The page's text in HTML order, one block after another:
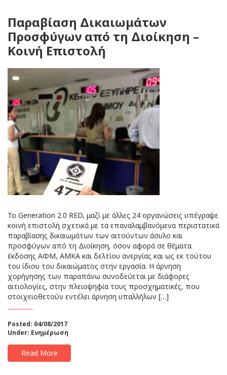
Παραβίαση Δικαιωμάτων
Προσφύγων από τη Διοίκηση –
Κοινή Επιστολή
Το Generation 2.0 RED, μαζί με άλλες 24 οργανώσεις υπέγραψε
κοινή επιστολή σχετικά με τα επαναλαμβανόμενα περιστατικά
παραβίασης δικαιωμάτων των αιτούντων άσυλο και
προσφύγων από τη Διοίκηση, όσον αφορά σε θέματα
έκδοσης ΑΦΜ, ΑΜΚΑ και δελτίου ανεργίας και ως εκ τούτου
του ίδιου του δικαιώματος στην εργασία. Η άρνηση
χορήγησης των παραπάνω συνοδεύεται με διάφορες
αιτιολογίες, στην πλειοψηφία τους προσχηματικές, που
στοιχειοθετούν εντέλει άρνηση υπαλλήλων […]
Posted: 04/08/2017
Under: Ενημέρωση
Read More